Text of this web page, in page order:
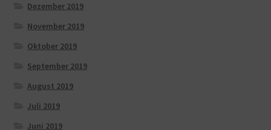
Dezember 2019
November 2019
Oktober 2019
September 2019
August 2019
Juli 2019
Juni 2019